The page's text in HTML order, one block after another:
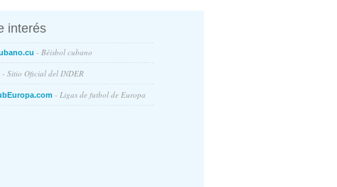
interés
- Béisbol cubano
- Sitio Oficial del INDER
- Ligas de futbol de Europa